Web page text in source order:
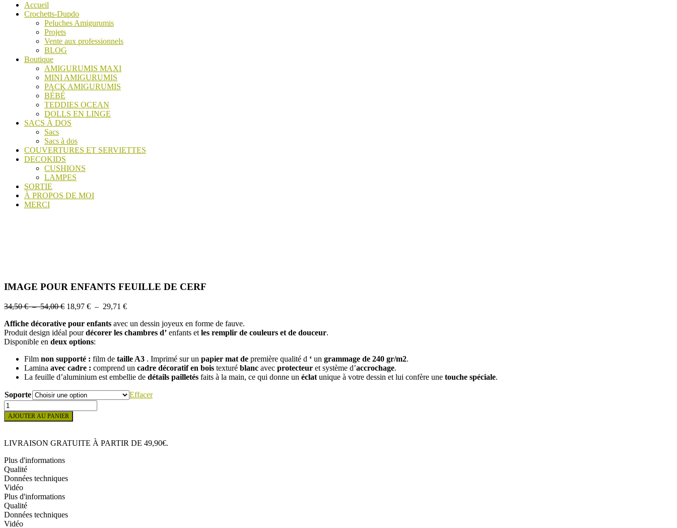
Accueil
Crochetts-Dupdo
Peluches Amigurumis
Projets
Vente aux professionnels
BLOG
Boutique
AMIGURUMIS MAXI
MINI AMIGURUMIS
PACK AMIGURUMIS
BÉBÉ
TEDDIES OCEAN
DOLLS EN LINGE
SACS À DOS
Sacs
Sacs à dos
COUVERTURES ET SERVIETTES
DECOKIDS
CUSHIONS
LAMPES
SORTIE
À PROPOS DE MOI
MERCI
IMAGE POUR ENFANTS FEUILLE DE CERF
34,50€ – 54,00€Plage
prix :
34,50 €
à
18,97 € – 29,71 €Plage
prix :
18,97 €
Affiche décorative pour enfants avec un dessin joyeux en forme de fauve.
Produit design idéal pourdécorer les chambres d’ enfants et les remplir de couleurs et de douceur.
Disponible en deux options:
Film non supporté : film de taille A3 . Imprimé sur un papier mat de première qualité d ‘ un grammage de 240 gr/m2.
Lamina avec cadre : comprend un cadre décoratif en bois texturé blanc avec protecteur et système d’accrochage.
La feuille d’aluminium est embellie de détails pailletés faits à la main, ce qui donne un éclat unique à votre dessin et lui confère une touche spéciale.
Soporte
Effacer
quantité
de
IMAGE
ENFANTS
DE
CERF
AJOUTER AU PANIER
LIVRAISON GRATUITE À PARTIR DE 49,90€.
Plus d'informations
Qualité
Données techniques
Vidéo
Plus d'informations
Qualité
Données techniques
Vidéo